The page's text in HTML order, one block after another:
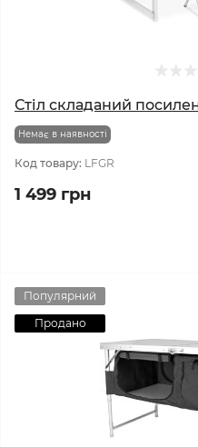
Стіл складаний
Немає в наявності
Код товару: LFGR
1 499 грн
Популярний
Продано